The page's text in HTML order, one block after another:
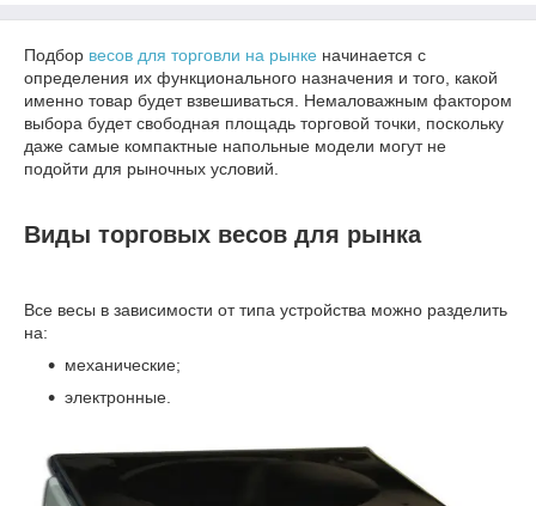
Подбор весов для торговли на рынке начинается с
определения их функционального назначения и того, какой
именно товар будет взвешиваться. Немаловажным фактором
выбора будет свободная площадь торговой точки, поскольку
даже самые компактные напольные модели могут не
подойти для рыночных условий.
Виды торговых весов для рынка
Все весы в зависимости от типа устройства можно разделить
на:
механические;
электронные.